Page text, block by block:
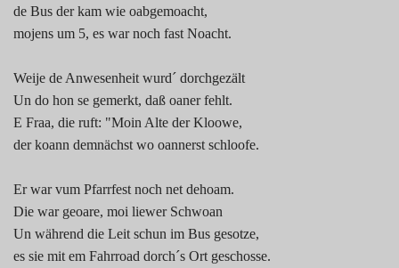
de Bus der kam wie oabgemoacht,
mojens um 5, es war noch fast Noacht.
Weije de Anwesenheit wurd´ dorchgezält
Un do hon se gemerkt, daß oaner fehlt.
E Fraa, die ruft: "Moin Alte der Kloowe,
der koann demnächst wo oannerst schloofe.
Er war vum Pfarrfest noch net dehoam.
Die war geoare, moi liewer Schwoan
Un während die Leit schun im Bus gesotze,
es sie mit em Fahrroad dorch´s Ort geschosse.